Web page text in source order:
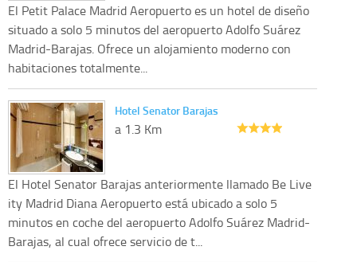
El Petit Palace Madrid Aeropuerto es un hotel de diseño
situado a solo 5 minutos del aeropuerto Adolfo Suárez
Madrid-Barajas. Ofrece un alojamiento moderno con
habitaciones totalmente...
Hotel Senator Barajas
a 1.3 Km
El Hotel Senator Barajas anteriormente llamado Be Live
ity Madrid Diana Aeropuerto está ubicado a solo 5
minutos en coche del aeropuerto Adolfo Suárez Madrid-
Barajas, al cual ofrece servicio de t...